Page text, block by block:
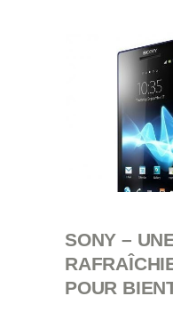
SONY –
POUR